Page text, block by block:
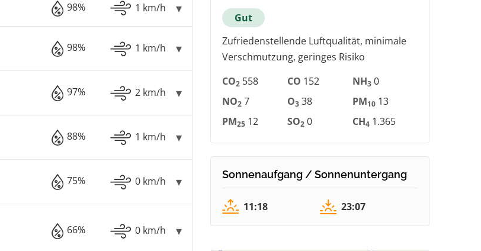
98% 1 km/h
98% 1 km/h
97% 2 km/h
88% 1 km/h
75% 0 km/h
66% 0 km/h
Gut
Zufriedenstellende Luftqualität, minimale
Verschmutzung, geringes Risiko
CO2 558 CO 152 NH3 0
NO2 7 O3 38 PM10 13
PM25 12 SO2 0 CH4 1.365
Sonnenaufgang / Sonnenuntergang
11:18 23:07